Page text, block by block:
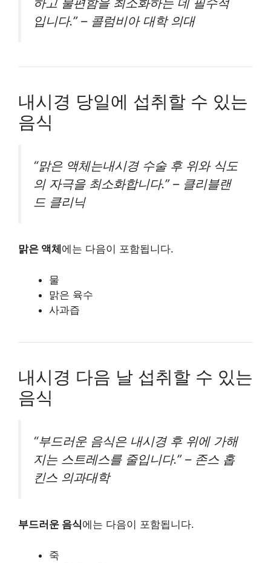
입니다.” – 콜럼비아 대학 의대
내시경 당일에 섭취할 수 있는
음식
“맑은 액체는내시경 수술 후 위와 식도
의 자극을 최소화합니다.” – 클리블랜
드 클리닉
맑은 액체 에는 다음이 포함됩니다.
물
맑은 육수
사과즙
내시경 다음 날 섭취할 수 있는
음식
“부드러운 음식은 내시경 후 위에 가해
지는 스트레스를 줄입니다.” – 존스 홉
킨스 의과대학
부드러운 음식에는 다음이 포함됩니다.
죽